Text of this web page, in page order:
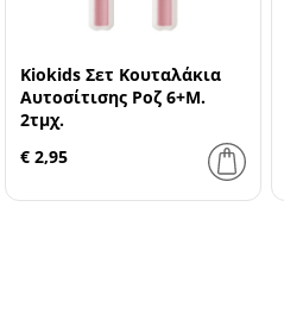
Kiokids Σετ Κουταλάκια
Αυτοσίτισης Ροζ 6+Μ.
2τμχ.
€ 2,95